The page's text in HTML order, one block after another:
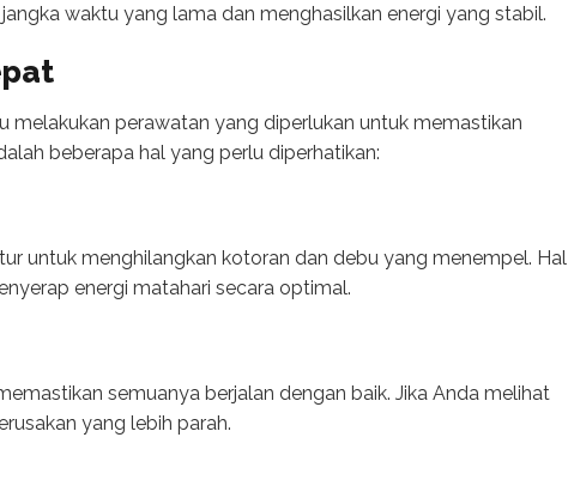
waktu yang lama dan menghasilkan energi yang stabil.
melakukan perawatan yang diperlukan untuk memastikan
beberapa hal yang perlu diperhatikan:
untuk menghilangkan kotoran dan debu yang menempel. Hal
energi matahari secara optimal.
semuanya berjalan dengan baik. Jika Anda melihat
yang lebih parah.